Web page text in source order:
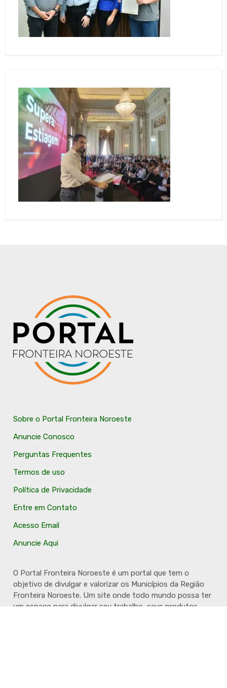
Sobre o Portal Fronteira Noroeste
Anuncie Conosco
Perguntas Frequentes
Termos de uso
Política de Privacidade
Entre em Contato
Acesso Email
Anuncie Aqui
O Portal Fronteira Noroeste é um portal que tem o
objetivo de divulgar e valorizar os Municípios da Região
Fronteira Noroeste. Um site onde todo mundo possa ter
um espaço para divulgar seu trabalho, seus produtos,